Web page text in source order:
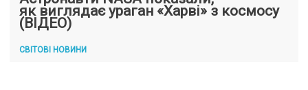
як виглядає ураган «Харві» з космосу
(ВІДЕО)
СВІТОВІ НОВИНИ